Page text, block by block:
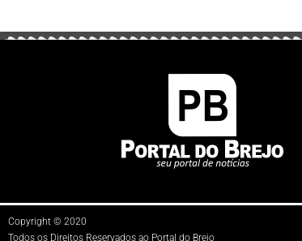
Copyright © 2020
Todos os Direitos Reservados ao Portal do Brejo